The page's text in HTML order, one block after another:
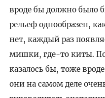
вроде бы должно было
рельеф однообразен,
нет, каждый раз
мишки, где-то киты.
казалось бы, тоже
они на самом деле